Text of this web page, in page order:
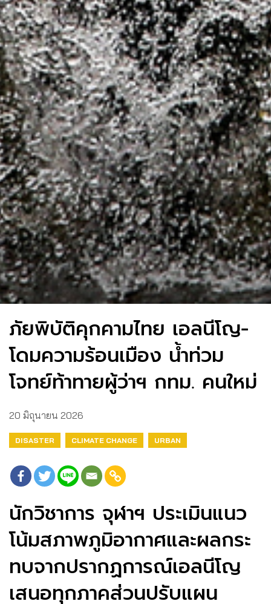
ภัยพิบัติคุกคามไทย เอลนีโญ-
โดมความร้อนเมือง น้ำท่วม
โจทย์ท้าทายผู้ว่าฯ กทม. คนใหม่
20 มิถุนายน 2026
DISASTER CLIMATE CHANGE URBAN
นักวิชาการ จุฬาฯ ประเมินแนว
โน้มสภาพภูมิอากาศและผลกระ
ทบจากปรากฏการณ์เอลนีโญ
เสนอทุกภาคส่วนปรับแผน